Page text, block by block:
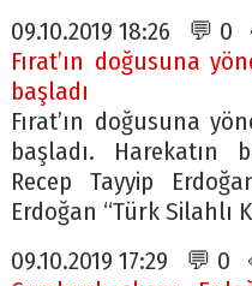
09.10.2019 18:26 💬 0
Fırat’ın doğusuna
başladı
Fırat’ın doğusuna
başladı. Harekatın
Recep Tayyip
Erdoğan “Türk Silahlı
09.10.2019 17:29 💬 0